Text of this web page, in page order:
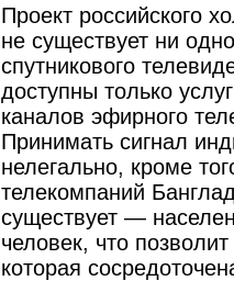
Проект российского
не существует ни
спутникового
доступны только
каналов эфирного
Принимать сигнал
нелегально, кроме
телекомпаний
существует —
человек, что
которая